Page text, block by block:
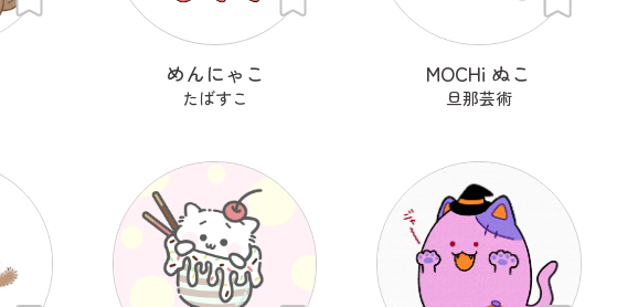
めんにゃこ
たばすこ
MOCHi ぬこ
旦那芸術